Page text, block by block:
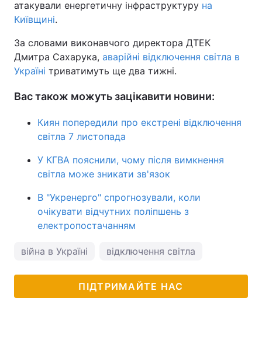
атакували енергетичну інфраструктуру на
Київщині.
За словами виконавчого директора ДТЕК
Дмитра Сахарука, аварійні відключення світла в
Україні триватимуть ще два тижні.
Вас також можуть зацікавити новини:
Киян попередили про екстрені відключення
світла 7 листопада
У КГВА пояснили, чому після вимкнення
світла може зникати зв'язок
В "Укренерго" спрогнозували, коли
очікувати відчутних поліпшень з
електропостачанням
війна в Україні відключення світла
ПІДТРИМАЙТЕ НАС